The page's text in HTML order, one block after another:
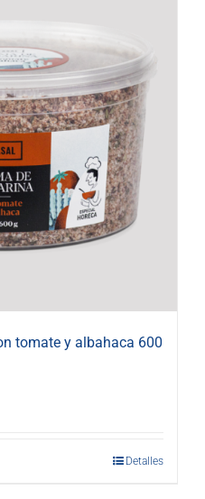
tomate y albahaca 600
Detalles